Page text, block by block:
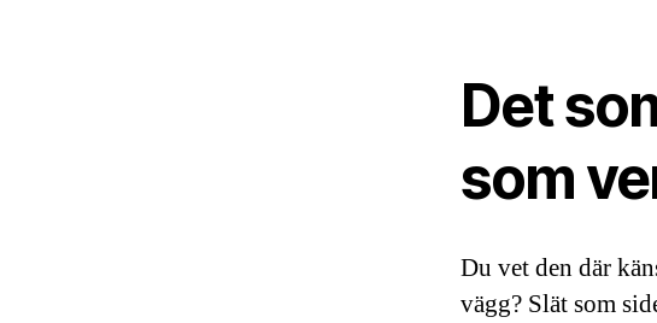
Det
som
Du vet den där
vägg? Slät som